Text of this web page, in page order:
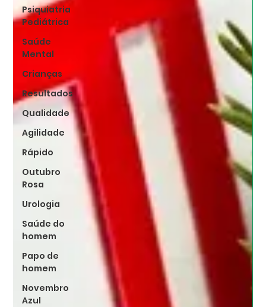
Psiquiatria
Pediátrica
Saúde
Mental
Crianças
Resultados
Qualidade
Agilidade
Rápido
Outubro
Rosa
Urologia
Saúde do
homem
Papo de
homem
Novembro
Azul